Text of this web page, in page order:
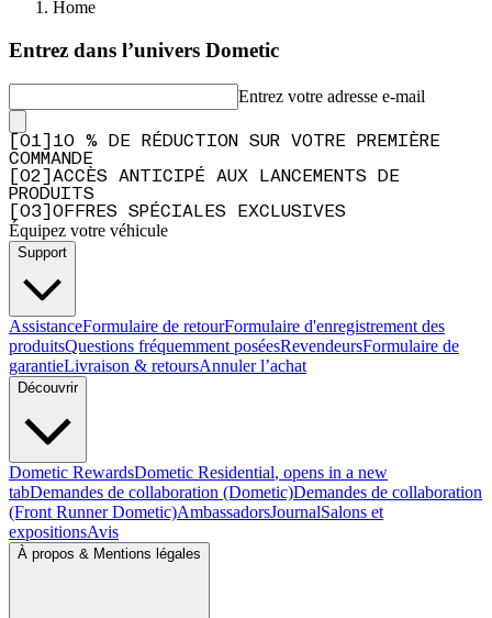
Home
Entrez dans l’univers Dometic
Entrez votre adresse e-mail
01
10 % DE RÉDUCTION SUR VOTRE PREMIÈRE
COMMANDE
02
ACCÈS ANTICIPÉ AUX LANCEMENTS DE
PRODUITS
03 OFFRES SPÉCIALES EXCLUSIVES
Équipez votre véhicule
Support
AssistanceFormulaire de retourFormulaire d'enregistrement des
produitsQuestions fréquemment poséesRevendeursFormulaire de
garantieLivraison & retoursAnnuler l’achat
Découvrir
Dometic RewardsDometic Residential, opens in a new
tabDemandes de collaboration (Dometic)Demandes de collaboration
(Front Runner Dometic)AmbassadorsJournalSalons et
expositionsAvis
À propos & Mentions légales